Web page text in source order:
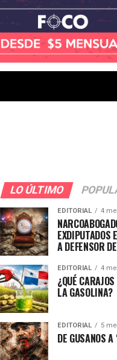
LO ÚLTIMO
EDITORIAL 4
EXDIPUTADOS
A DEFENSOR
EDITORIAL 4
¿QUÉ
LA GASOLINA?
EDITORIAL 5
DE GUSANOS